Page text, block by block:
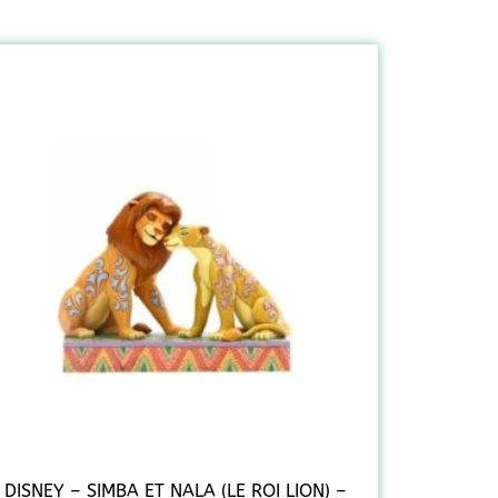
DISNEY – SIMBA ET NALA (LE ROI LION) –